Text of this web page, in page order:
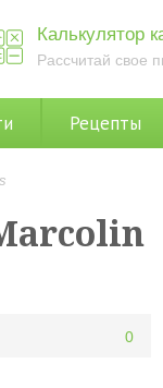
Калькулятор
Рассчитай свое
Рецепты
0